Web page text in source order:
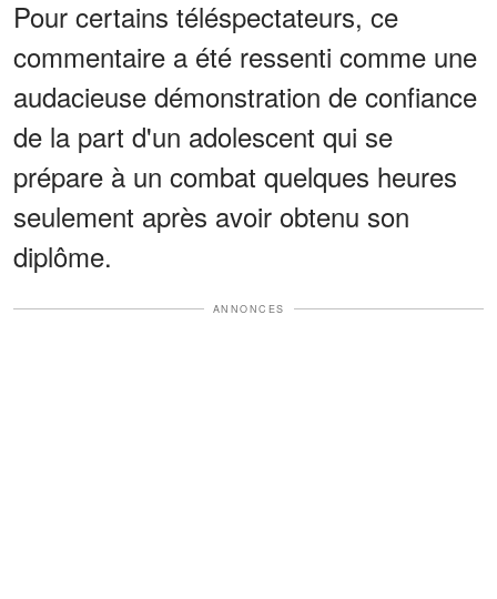
Pour certains téléspectateurs, ce
commentaire a été ressenti comme une
audacieuse démonstration de confiance
de la part d'un adolescent qui se
prépare à un combat quelques heures
seulement après avoir obtenu son
diplôme.
ANNONCES